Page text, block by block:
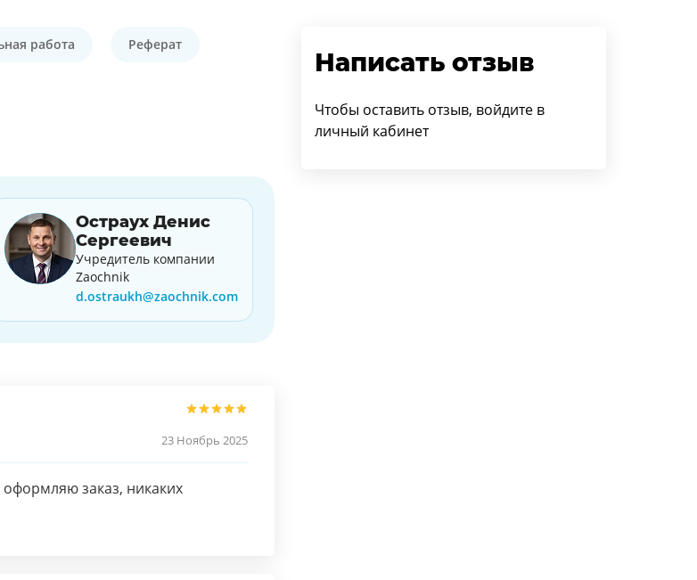
работа Реферат
Остраух Денис
Сергеевич
Учредитель компании
Zaochnik
d.ostraukh@zaochnik.com
23 Ноябрь 2025
заказ, никаких
Написать отзыв
Чтобы оставить отзыв, войдите в
личный кабинет